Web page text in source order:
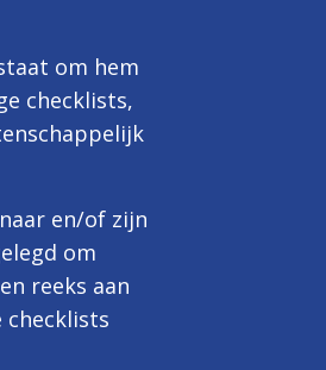
om hem
checklists,
en/of zijn
om
reeks aan
checklists